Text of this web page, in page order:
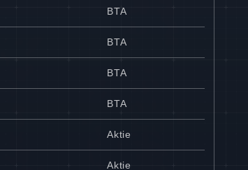
BTA
BTA
BTA
BTA
Aktie
Aktie